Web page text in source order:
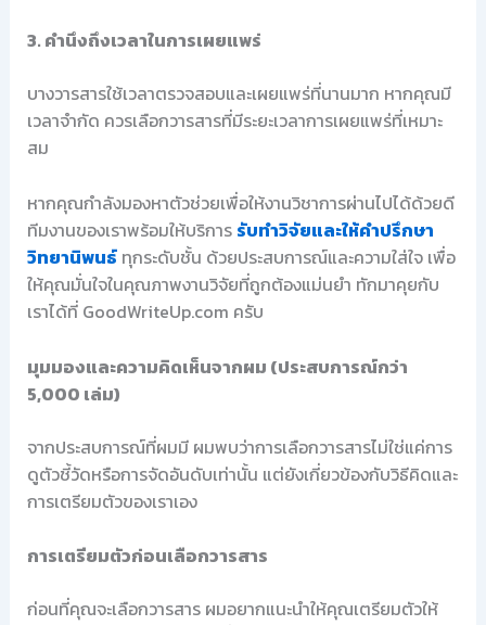
3. คำนึงถึงเวลาในการเผยแพร่
บางวารสารใช้เวลาตรวจสอบและเผยแพร่ที่นานมาก หากคุณมี
เวลาจำกัด ควรเลือกวารสารที่มีระยะเวลาการเผยแพร่ที่เหมาะ
สม
หากคุณกำลังมองหาตัวช่วยเพื่อให้งานวิชาการผ่านไปได้ด้วยดี
ทีมงานของเราพร้อมให้บริการ รับทำวิจัยและให้คำปรึกษา
วิทยานิพนธ์ทุกระดับชั้น ด้วยประสบการณ์และความใส่ใจ เพื่อ
ให้คุณมั่นใจในคุณภาพงานวิจัยที่ถูกต้องแม่นยำ ทักมาคุยกับ
เราได้ที่ GoodWriteUp.com ครับ
มุมมองและความคิดเห็นจากผม (ประสบการณ์กว่า
5,000 เล่ม)
จากประสบการณ์ที่ผมมี ผมพบว่าการเลือกวารสารไม่ใช่แค่การ
ดูตัวชี้วัดหรือการจัดอันดับเท่านั้น แต่ยังเกี่ยวข้องกับวิธีคิดและ
การเตรียมตัวของเราเอง
การเตรียมตัวก่อนเลือกวารสาร
ก่อนที่คุณจะเลือกวารสาร ผมอยากแนะนำให้คุณเตรียมตัวให้